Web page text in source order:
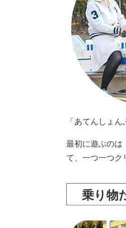
「あてんしょ
最初に遊ぶのは
て、一つ一つク
乗り物